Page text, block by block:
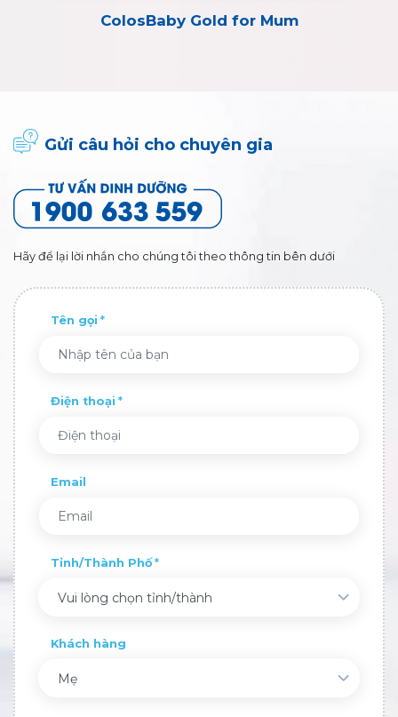
ColosBaby Gold for Mum
Gửi câu hỏi cho chuyên gia
Hãy để lại lời nhắn cho chúng tôi theo thông tin bên dưới
Tên gọi
Điện thoại
Email
Tỉnh/Thành Phố
Vui lòng chọn tỉnh/thành
Khách hàng
Mẹ